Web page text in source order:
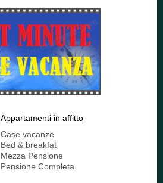
Appartamenti in affitto
Case vacanze
Bed & breakfat
Mezza Pensione
Pensione Completa